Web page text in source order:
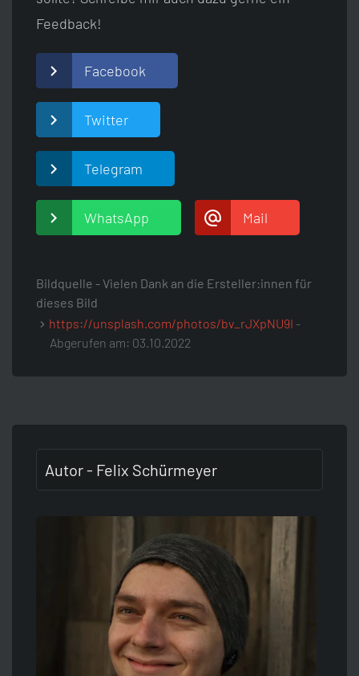
Feedback!
Facebook
Twitter
Telegram
WhatsApp Mail
Bildquelle - Vielen Dank an die Ersteller:innen für
dieses Bild
https://unsplash.com/photos/bv_rJXpNU9I -
Abgerufen am: 03.10.2022
Autor - Felix Schürmeyer